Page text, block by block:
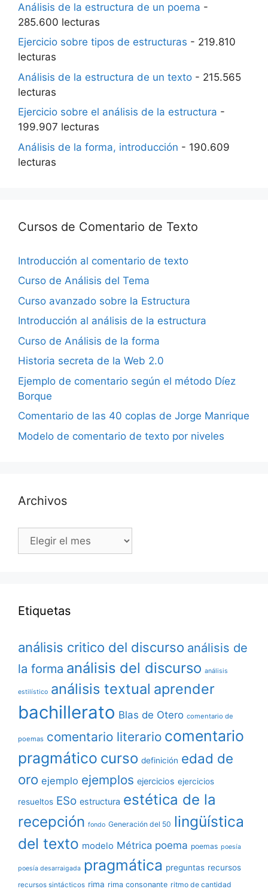
Análisis de la estructura de un poema -
285.600 lecturas
Ejercicio sobre tipos de estructuras - 219.810
lecturas
Análisis de la estructura de un texto - 215.565
lecturas
Ejercicio sobre el análisis de la estructura -
199.907 lecturas
Análisis de la forma, introducción - 190.609
lecturas
Cursos de Comentario de Texto
Introducción al comentario de texto
Curso de Análisis del Tema
Curso avanzado sobre la Estructura
Introducción al análisis de la estructura
Curso de Análisis de la forma
Historia secreta de la Web 2.0
Ejemplo de comentario según el método Díez
Borque
Comentario de las 40 coplas de Jorge Manrique
Modelo de comentario de texto por niveles
Archivos
Archivos
Etiquetas
análisis critico del discurso análisis de
la forma análisis del discurso análisis
estilístico análisis textual aprender
bachillerato Blas de Otero comentario de
poemas comentario literario comentario
pragmático curso definición edad de
oro ejemplo ejemplos ejercicios ejercicios
resueltos ESo estructura estética de la
recepción fondo Generación del 50 lingüística
del texto modelo Métrica poema poemas poesía
poesía desarraigada pragmática preguntas recursos
recursos sintácticos rima rima consonante ritmo de cantidad